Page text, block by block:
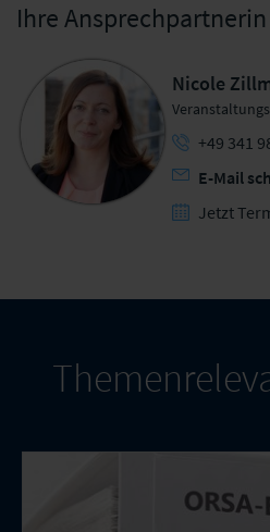
Ihre Ansprechpartnerin
Nicole
+49 341
E-Mail
Jetzt